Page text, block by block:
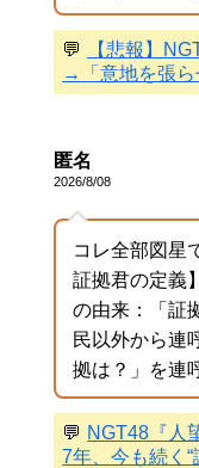
💬
【悲報】
→「意地を張ら
匿名
2026/8/08
コレ全部図星
証拠君の定義
の由来：「証
民以外から連
拠は？」を連
💬 NGT48『人
7年、今も続く